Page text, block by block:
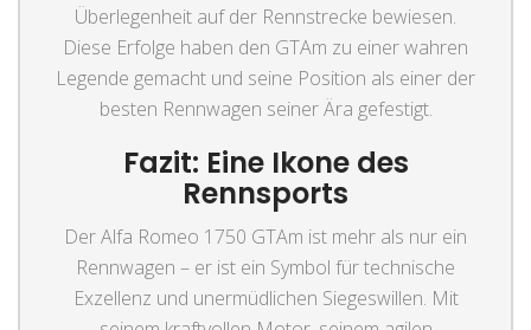
Überlegenheit auf der Rennstrecke bewiesen.
Diese Erfolge haben den GTAm zu einer wahren
Legende gemacht und seine Position als einer der
besten Rennwagen seiner Ära gefestigt.
Fazit: Eine Ikone des
Rennsports
Der Alfa Romeo 1750 GTAm ist mehr als nur ein
Rennwagen – er ist ein Symbol für technische
Exzellenz und unermüdlichen Siegeswillen. Mit